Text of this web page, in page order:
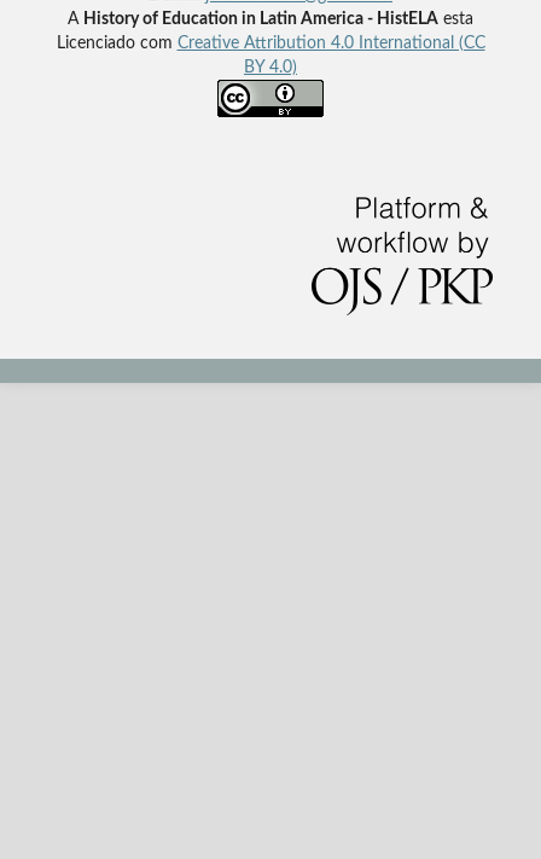
A History of Education in Latin America - HistELA esta
Licenciado com Creative Attribution 4.0 International (CC
BY 4.0)